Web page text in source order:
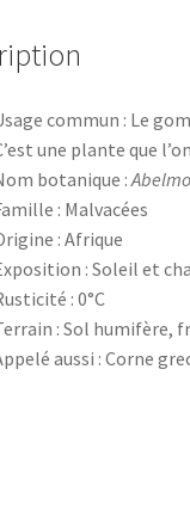
commun : Le
une plante que
botanique :
: Malvacées
: Afrique
: Soleil et
: 0°C
: Sol humifère,
aussi : Corne